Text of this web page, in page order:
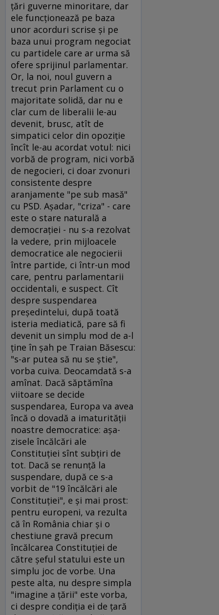
ţări guverne minoritare, dar
ele funcţionează pe baza
unor acorduri scrise şi pe
baza unui program negociat
cu partidele care ar urma să
ofere sprijinul parlamentar.
Or, la noi, noul guvern a
trecut prin Parlament cu o
majoritate solidă, dar nu e
clar cum de liberalii le-au
devenit, brusc, atît de
simpatici celor din opoziţie
încît le-au acordat votul: nici
vorbă de program, nici vorbă
de negocieri, ci doar zvonuri
consistente despre
aranjamente "pe sub masă"
cu PSD. Aşadar, "criza" - care
este o stare naturală a
democraţiei - nu s-a rezolvat
la vedere, prin mijloacele
democratice ale negocierii
între partide, ci într-un mod
care, pentru parlamentarii
occidentali, e suspect. Cît
despre suspendarea
preşedintelui, după toată
isteria mediatică, pare să fi
devenit un simplu mod de a-l
ţine în şah pe Traian Băsescu:
"s-ar putea să nu se ştie",
vorba cuiva. Deocamdată s-a
amînat. Dacă săptămîna
viitoare se decide
suspendarea, Europa va avea
încă o dovadă a imaturităţii
noastre democratice: aşa-
zisele încălcări ale
Constituţiei sînt subţiri de
tot. Dacă se renunţă la
suspendare, după ce s-a
vorbit de "19 încălcări ale
Constituţiei", e şi mai prost:
pentru europeni, va rezulta
că în România chiar şi o
chestiune gravă precum
încălcarea Constituţiei de
către şeful statului este un
simplu joc de vorbe. Una
peste alta, nu despre simpla
"imagine a ţării" este vorba,
ci despre condiţia ei de ţară